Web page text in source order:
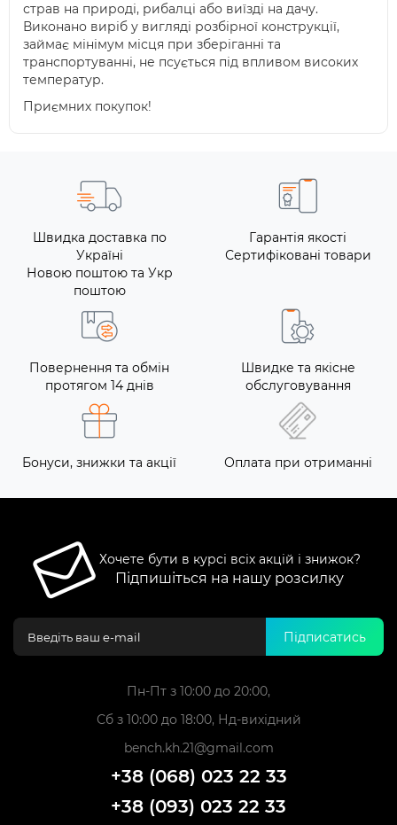
страв на природі, рибалці або виїзді на дачу.
Виконано виріб у вигляді розбірної конструкції,
займає мінімум місця при зберіганні та
транспортуванні, не псується під впливом високих
температур.
Приємних покупок!
Швидка доставка по
Україні
Новою поштою та Укр
поштою
Гарантія якості
Сертифіковані товари
Повернення та обмін
протягом 14 днів
Швидке та якісне
обслуговування
Бонуси, знижки та акції Оплата при отриманні
Хочете бути в курсі всіх акцій і знижок?
Підпишіться на нашу розсилку
Підписатись
Пн-Пт з 10:00 до 20:00,
Сб з 10:00 до 18:00, Нд-вихідний
bench.kh.21@gmail.com
+38 (068) 023 22 33
+38 (093) 023 22 33